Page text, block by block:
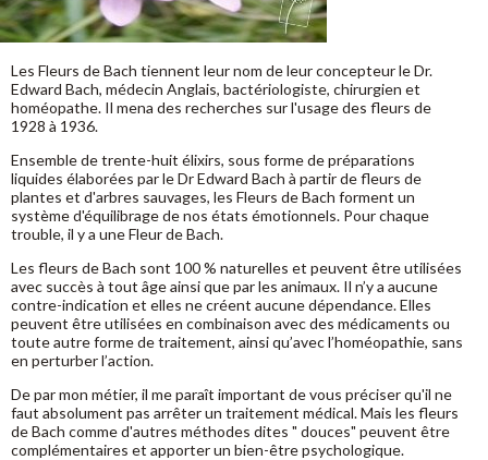
Les Fleurs de Bach tiennent leur nom de leur concepteur le Dr.
Edward Bach, médecin Anglais, bactériologiste, chirurgien et
homéopathe. Il mena des recherches sur l'usage des fleurs de
1928 à 1936.
Ensemble de trente-huit élixirs, sous forme de préparations
liquides élaborées par le Dr Edward Bach à partir de fleurs de
plantes et d'arbres sauvages, les Fleurs de Bach forment un
système d'équilibrage de nos états émotionnels. Pour chaque
trouble, il y a une Fleur de Bach.
Les fleurs de Bach sont 100 % naturelles et peuvent être utilisées
avec succès à tout âge ainsi que par les animaux. Il n’y a aucune
contre-indication et elles ne créent aucune dépendance. Elles
peuvent être utilisées en combinaison avec des médicaments ou
toute autre forme de traitement, ainsi qu’avec l’homéopathie, sans
en perturber l’action.
De par mon métier, il me paraît important de vous préciser qu'il ne
faut absolument pas arrêter un traitement médical. Mais les fleurs
de Bach comme d'autres méthodes dites " douces" peuvent être
complémentaires et apporter un bien-être psychologique.